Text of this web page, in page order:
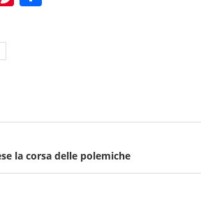
la corsa delle polemiche